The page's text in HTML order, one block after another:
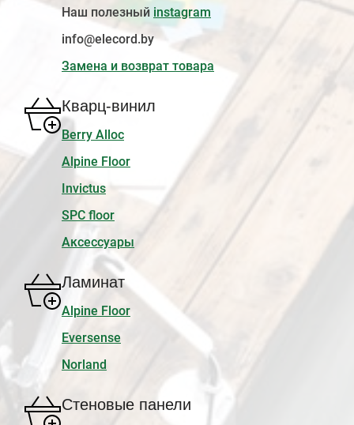
Наш полезный instagram
info@elecord.by
Замена и возврат товара
Кварц-винил
Berry Alloc
Alpine Floor
Invictus
SPC floor
Аксессуары
Ламинат
Alpine Floor
Eversense
Norland
Стеновые панели